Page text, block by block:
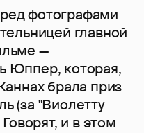
фотографами
главной
—
Юппер, которая,
брала приз
(за "Виолетту
и в этом